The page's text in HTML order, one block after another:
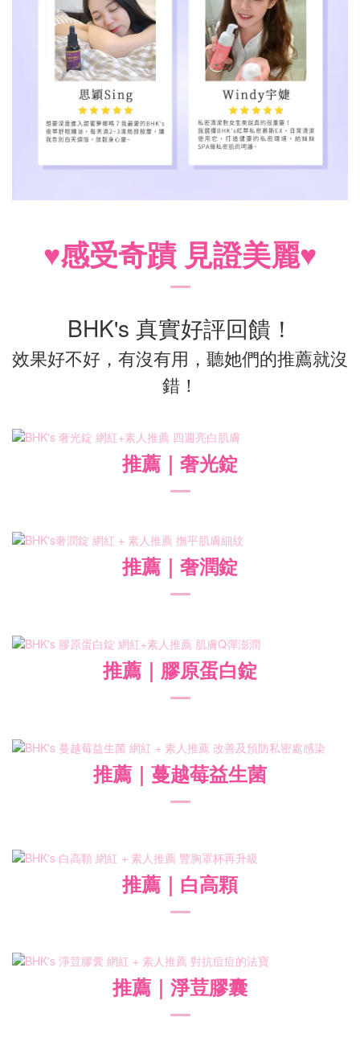
♥感受奇蹟 見證美麗♥
BHK's 真實好評回饋！
效果好不好，有沒有用，聽她們的推薦就沒
錯！
推薦 ｜ 奢光錠
推薦 ｜ 奢潤錠
推薦 ｜ 膠原蛋白錠
推薦 ｜蔓越莓益生菌
推薦 ｜白高顆
推薦 ｜淨荳膠囊